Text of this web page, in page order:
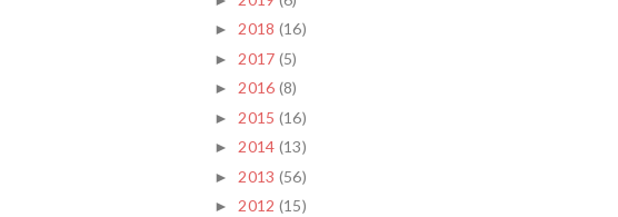
► 2018 (16)
► 2017 (5)
► 2016 (8)
► 2015 (16)
► 2014 (13)
► 2013 (56)
► 2012 (15)